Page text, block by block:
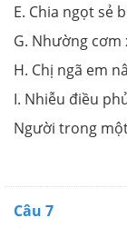
E. Chia ngọt sẻ
G. Nhường cơm
H. Chị ngã em
I. Nhiễu điều
Người trong
Câu 7